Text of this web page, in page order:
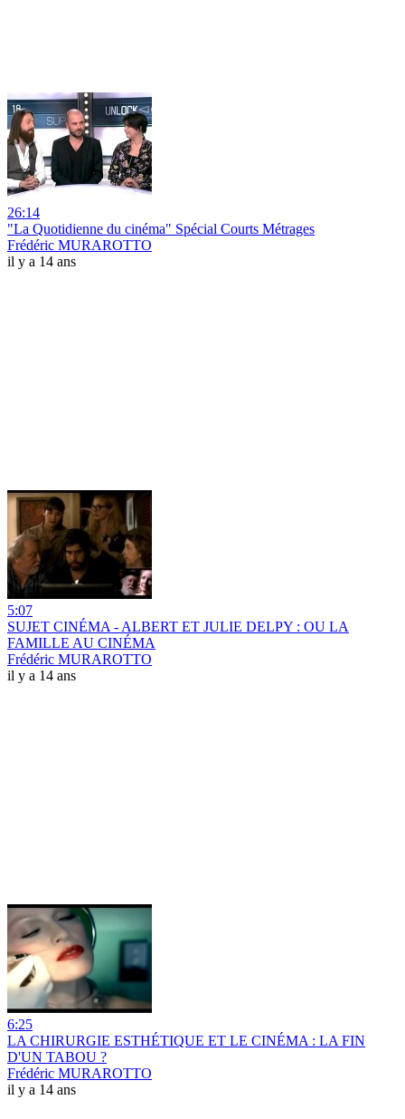
26:14
"La Quotidienne du cinéma" Spécial Courts Métrages
Frédéric MURAROTTO
il y a 14 ans
5:07
SUJET CINÉMA - ALBERT ET JULIE DELPY : OU LA
FAMILLE AU CINÉMA
Frédéric MURAROTTO
il y a 14 ans
6:25
LA CHIRURGIE ESTHÉTIQUE ET LE CINÉMA : LA FIN
D'UN TABOU ?
Frédéric MURAROTTO
il y a 14 ans